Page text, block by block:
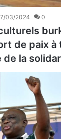
03/2024 0
de paix à
la